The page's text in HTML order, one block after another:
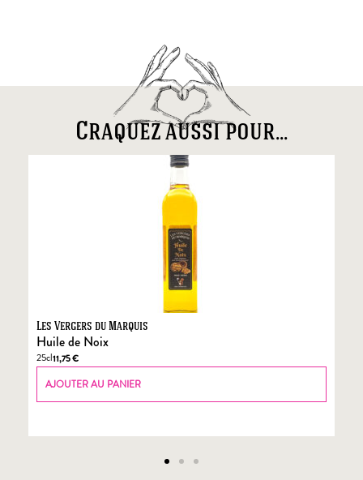
Craquez aussi pour...
Les Vergers du Marquis
Huile de Noix
25cl11,75€
AJOUTER AU PANIER